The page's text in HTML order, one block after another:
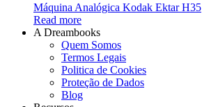
Máquina Analógica Kodak Ektar H35
Read more
A Dreambooks
Quem Somos
Termos Legais
Politica de Cookies
Proteção de Dados
Blog